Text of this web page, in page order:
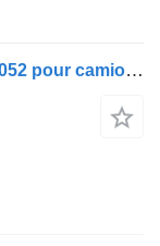
Manette de commande Renault 21995052 pour camion Renault T (2013-)